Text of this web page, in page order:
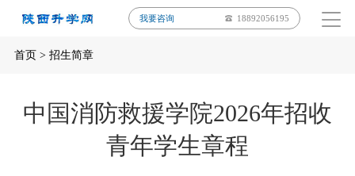
我要咨询 18892056195
首页> 招生简章
中国消防救援学院2026年招收
青年学生章程